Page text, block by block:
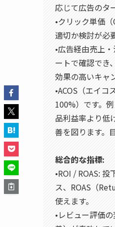
応じて広告のタ
•クリック単価
適切か検討が必
•広告経由売上
ートで確認でき
効果の高いキャ
•ACOS（エイ
100%）です。
品利益率より低
善を図ります。
総合的な指標:
•ROI / ROAS:
ス、ROAS（
使えます。
•レビュー評価